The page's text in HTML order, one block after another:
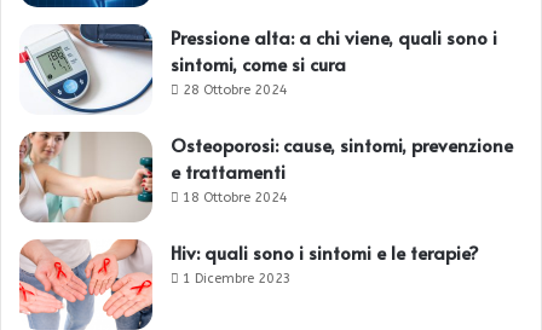
Pressione alta: a chi viene, quali sono i
sintomi, come si cura
28 Ottobre 2024
Osteoporosi: cause, sintomi, prevenzione
e trattamenti
18 Ottobre 2024
Hiv: quali sono i sintomi e le terapie?
1 Dicembre 2023